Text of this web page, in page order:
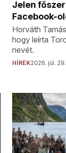
Jelen
Facebook-
Horváth
hogy leírta
nevét.
HÍREK2026. júl.